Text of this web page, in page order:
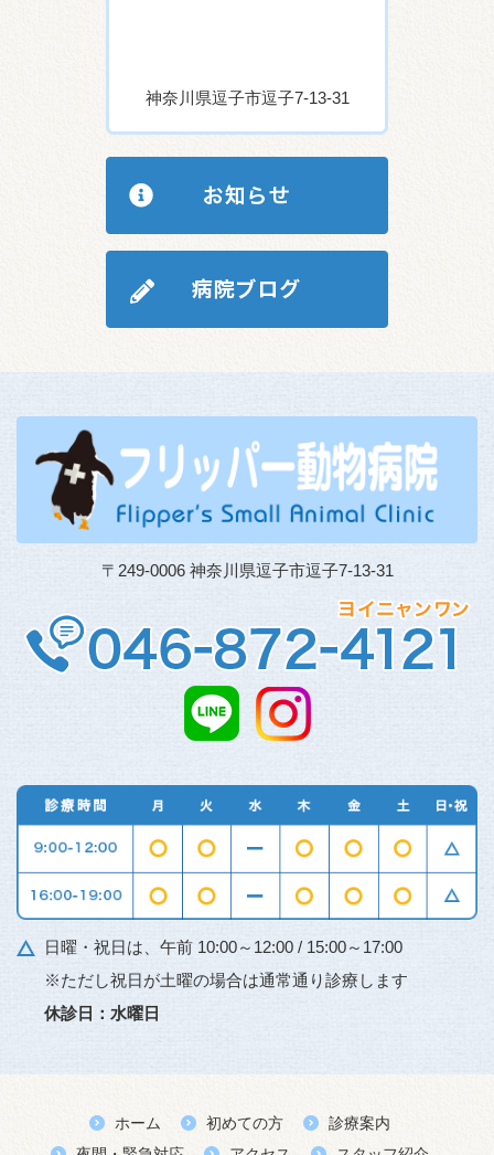
神奈川県逗子市逗子7-13-31
〒249-0006 神奈川県逗子市逗子7-13-31
日曜・祝日は、午前 10:00～12:00 / 15:00～17:00
※ただし祝日が土曜の場合は通常通り診療します
休診日：水曜日
ホーム 初めての方
診療案内